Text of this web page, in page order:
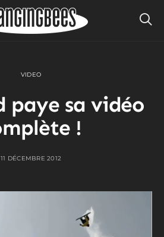
VIDEO
paye sa vidéo
!
11 DÉCEMBRE 2012